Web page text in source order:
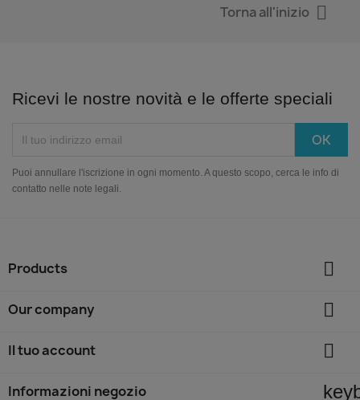
Torna all'inizio 
Ricevi le nostre novità e le offerte speciali
Puoi annullare l'iscrizione in ogni momento. A questo scopo, cerca le info di
contatto nelle note legali.
Products 
Our company 
Il tuo account 
Informazioni negozio